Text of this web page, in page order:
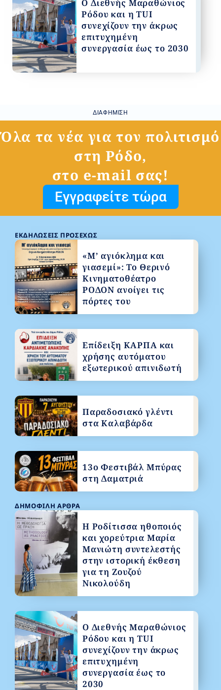
Ο Διεθνής Μαραθώνιος
Ρόδου και η TUI
συνεχίζουν την άκρως
επιτυχημένη
συνεργασία έως το 2030
ΔΙΑΦΉΜΙΣΗ
Όλα τα νέα για τον πολιτισμό
στη Ρόδο,
στο e-mail σας!
Εγγραφείτε τώρα
ΔΗΜΟΦΙΛΉ ΆΡΘΡΑ
Η Ροδίτισσα ηθοποιός
και χορεύτρια Μαρία
Μανιώτη συντελεστής
στην ιστορική έκθεση
για τη Ζουζού
Νικολούδη
Ο Διεθνής Μαραθώνιος
Ρόδου και η TUI
συνεχίζουν την άκρως
επιτυχημένη
συνεργασία έως το
2030
ΕΚΔΗΛΏΣΕΙΣ ΠΡΟΣΕΧΏΣ
«Μ’ αγιόκλημα και
γιασεμί»: Το Θερινό
Κινηματοθέατρο
ΡΟΔΟΝ ανοίγει τις
πόρτες του
Επίδειξη ΚΑΡΠΑ και
χρήσης αυτόματου
εξωτερικού απινιδωτή
Παραδοσιακό γλέντι
στα Καλαβάρδα
13ο Φεστιβάλ Μπύρας
στη Δαματριά